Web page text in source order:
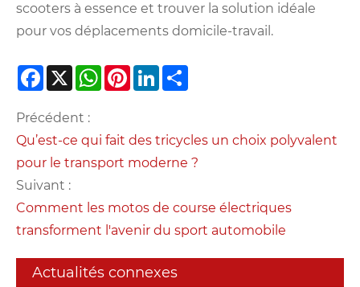
scooters à essence et trouver la solution idéale
pour vos déplacements domicile-travail.
Facebook
X WhatsApp
PinterestLinkedIn
Précédent :
Qu’est-ce qui fait des tricycles un choix polyvalent
pour le transport moderne ?
Suivant :
Comment les motos de course électriques
transforment l'avenir du sport automobile
Actualités connexes